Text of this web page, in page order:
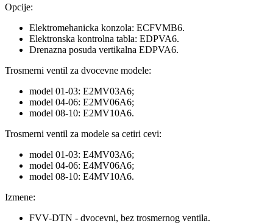
Opcije:
Elektromehanicka konzola: ECFVMB6.
Elektronska kontrolna tabla: EDPVA6.
Drenazna posuda vertikalna EDPVA6.
Trosmerni ventil za dvocevne modele:
model 01-03: E2MV03A6;
model 04-06: E2MV06A6;
model 08-10: E2MV10A6.
Trosmerni ventil za modele sa cetiri cevi:
model 01-03: E4MV03A6;
model 04-06: E4MV06A6;
model 08-10: E4MV10A6.
Izmene:
FVV-DTN - dvocevni, bez trosmernog ventila.